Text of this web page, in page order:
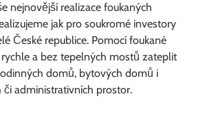
nejnovější realizace foukaných
jak pro soukromé investory
České republice. Pomocí foukané
a bez tepelných mostů zateplit
domů, bytových domů i
administrativních prostor.